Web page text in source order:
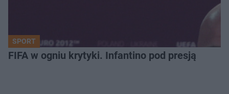
SPORT
FIFA w ogniu krytyki. Infantino pod presją